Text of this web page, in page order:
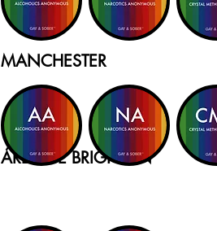
MANCHESTER
ÁREA DE BRIGHTON